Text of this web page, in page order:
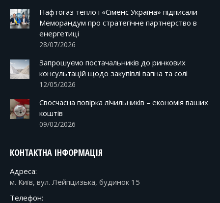
Нафтогаз тепло і «Сіменс Україна» підписали
Меморандум про стратегічне партнерство в
енергетиці
28/07/2026
Запрошуємо постачальників до ринкових
консультацій щодо закупівлі вапна та солі
12/05/2026
Своєчасна повірка лічильників – економія ваших
коштів
09/02/2026
КОНТАКТНА ІНФОРМАЦІЯ
Адреса:
м. Київ, вул. Лейпцизька, будинок 15
Телефон: